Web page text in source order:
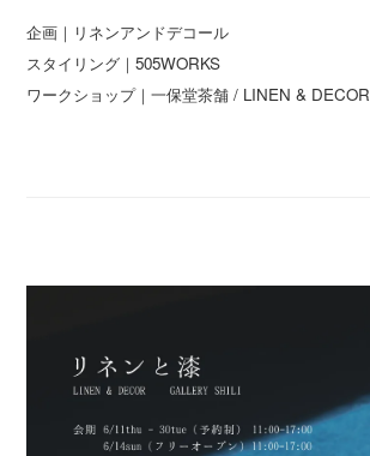
企画｜リネンアンドデコール
スタイリング｜505WORKS
ワークショップ｜一保堂茶舗 / LINEN & DECOR